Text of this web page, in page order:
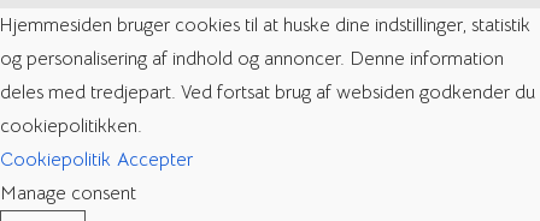
Hjemmesiden bruger cookies til at huske dine indstillinger, statistik
og personalisering af indhold og annoncer. Denne information
deles med tredjepart. Ved fortsat brug af websiden godkender du
cookiepolitikken.
Cookiepolitik Accepter
Manage consent